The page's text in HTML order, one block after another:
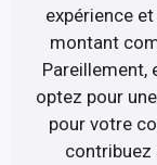
expérience
montant
Pareillement,
optez pour
pour votre
contribuez